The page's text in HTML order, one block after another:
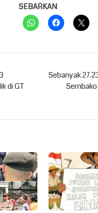
SEBARKAN
di GT
Sebanyak